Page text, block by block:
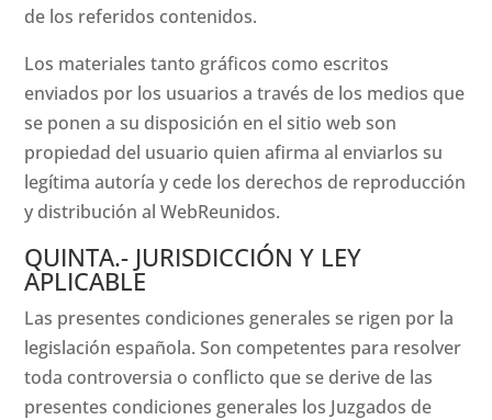
de los referidos contenidos.
Los materiales tanto gráficos como escritos
enviados por los usuarios a través de los medios que
se ponen a su disposición en el sitio web son
propiedad del usuario quien afirma al enviarlos su
legítima autoría y cede los derechos de reproducción
y distribución al WebReunidos.
QUINTA.- JURISDICCIÓN Y LEY
APLICABLE
Las presentes condiciones generales se rigen por la
legislación española. Son competentes para resolver
toda controversia o conflicto que se derive de las
presentes condiciones generales los Juzgados de